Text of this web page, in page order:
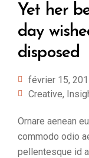
Yet her
day
disposed
février 15,
Creative,
Ornare aenean
commodo odio
pellentesque id